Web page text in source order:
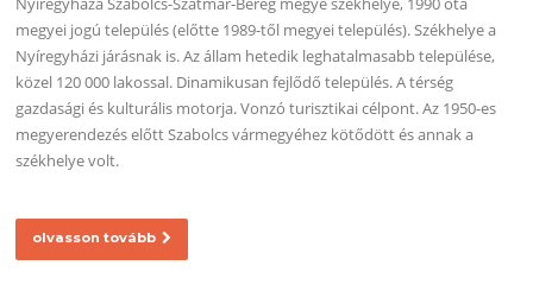
megyei jogú település (előtte 1989-től megyei település). Székhelye a
Nyíregyházi járásnak is. Az állam hetedik leghatalmasabb települése,
közel 120 000 lakossal. Dinamikusan fejlődő település. A térség
gazdasági és kulturális motorja. Vonzó turisztikai célpont. Az 1950-es
megyerendezés előtt Szabolcs vármegyéhez kötődött és annak a
székhelye volt.
olvasson tovább